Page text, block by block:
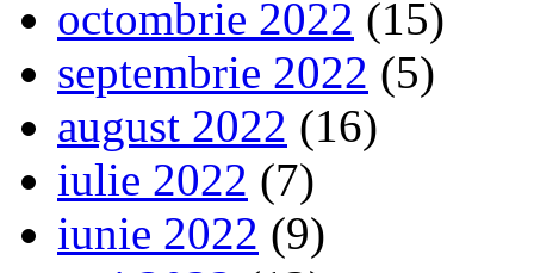
octombrie 2022 (15)
septembrie 2022 (5)
august 2022 (16)
iulie 2022 (7)
iunie 2022 (9)